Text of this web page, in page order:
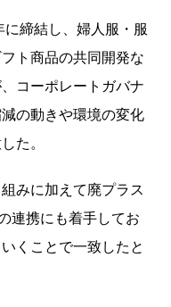
締結し、婦人服・服
ト商品の共同開発な
コーポレートガバナ
の動きや環境の変化
た。
みに加えて廃プラス
連携にも着手してお
くことで一致したと